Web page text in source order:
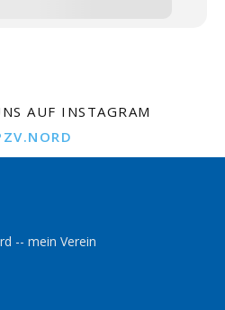
AUF INSTAGRAM
-- mein Verein